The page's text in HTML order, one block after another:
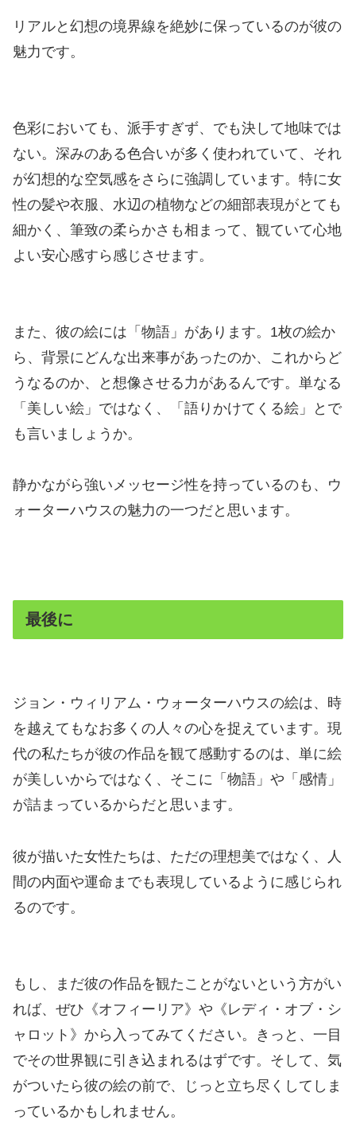
リアルと幻想の境界線を絶妙に保っているのが彼の
魅力です。
色彩においても、派手すぎず、でも決して地味では
ない。深みのある色合いが多く使われていて、それ
が幻想的な空気感をさらに強調しています。特に女
性の髪や衣服、水辺の植物などの細部表現がとても
細かく、筆致の柔らかさも相まって、観ていて心地
よい安心感すら感じさせます。
また、彼の絵には「物語」があります。1枚の絵か
ら、背景にどんな出来事があったのか、これからど
うなるのか、と想像させる力があるんです。単なる
「美しい絵」ではなく、「語りかけてくる絵」とで
も言いましょうか。
静かながら強いメッセージ性を持っているのも、ウ
ォーターハウスの魅力の一つだと思います。
最後に
ジョン・ウィリアム・ウォーターハウスの絵は、時
を越えてもなお多くの人々の心を捉えています。現
代の私たちが彼の作品を観て感動するのは、単に絵
が美しいからではなく、そこに「物語」や「感情」
が詰まっているからだと思います。
彼が描いた女性たちは、ただの理想美ではなく、人
間の内面や運命までも表現しているように感じられ
るのです。
もし、まだ彼の作品を観たことがないという方がい
れば、ぜひ《オフィーリア》や《レディ・オブ・シ
ャロット》から入ってみてください。きっと、一目
でその世界観に引き込まれるはずです。そして、気
がついたら彼の絵の前で、じっと立ち尽くしてしま
っているかもしれません。